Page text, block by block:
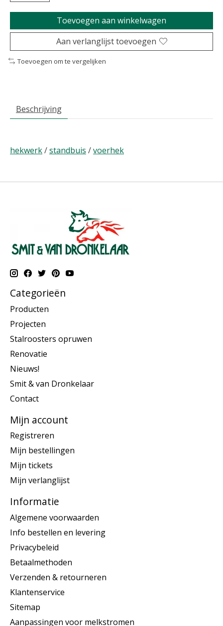
Toevoegen aan winkelwagen
Aan verlanglijst toevoegen
Toevoegen om te vergelijken
Beschrijving
hekwerk/standbuis /voerhek
Categorieën
Producten
Projecten
Stalroosters opruwen
Renovatie
Nieuws!
Smit & van Dronkelaar
Contact
Mijn account
Registreren
Mijn bestellingen
Mijn tickets
Mijn verlanglijst
Informatie
Algemene voorwaarden
Info bestellen en levering
Privacybeleid
Betaalmethoden
Verzenden & retourneren
Klantenservice
Sitemap
Aanpassingen voor melkstromen